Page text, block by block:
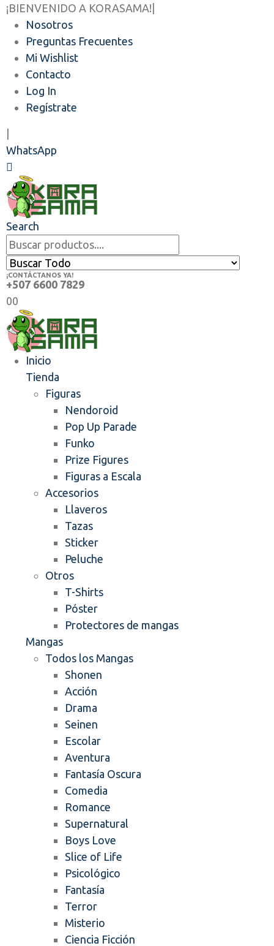
¡BIENVENIDO A KORASAMA!
Nosotros
Preguntas Frecuentes
Mi Wishlist
Contacto
Log In
Regístrate
WhatsApp
Search
¡CONTÁCTANOS YA!
+507 6600 7829
00
Inicio
Tienda
Figuras
Nendoroid
Pop Up Parade
Funko
Prize Figures
Figuras a Escala
Accesorios
Llaveros
Tazas
Sticker
Peluche
Otros
T-Shirts
Póster
Protectores de mangas
Mangas
Todos los Mangas
Shonen
Acción
Drama
Seinen
Escolar
Aventura
Fantasía Oscura
Comedia
Romance
Supernatural
Boys Love
Slice of Life
Psicológico
Fantasía
Terror
Misterio
Ciencia Ficción